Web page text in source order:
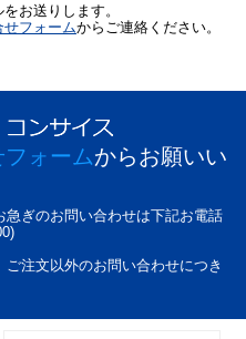
お送りします。
せフォームからご連絡ください。
ォームからお願いい
ぎのお問い合わせは下記お電話
注文以外のお問い合わせにつき